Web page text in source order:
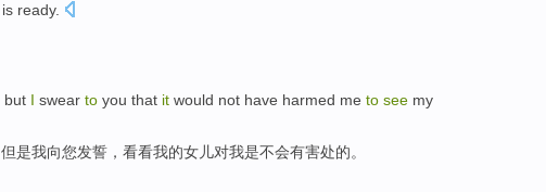
is ready.
but I swear to you that it would not have harmed me to see my
但是我向您发誓 ， 看看我的女儿对我是不会有害处的。